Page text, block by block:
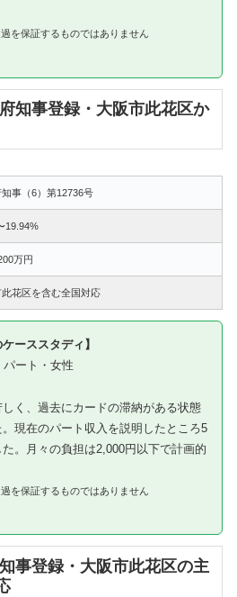
を保証するものではありません
知事登録・大阪市此花区か
事（6）第12736号
19.94%
万円
花区を含む全国対応
ーススタディ】
ート・女性
しく、過去にカードの滞納がある状態
現在のパート収入を説明したところ5
。月々の負担は2,000円以下で計画的
を保証するものではありません
事登録・大阪市此花区の主